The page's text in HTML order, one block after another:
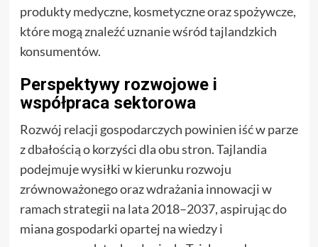
produkty medyczne, kosmetyczne oraz spożywcze,
które mogą znaleźć uznanie wśród tajlandzkich
konsumentów.
Perspektywy rozwojowe i
współpraca sektorowa
Rozwój relacji gospodarczych powinien iść w parze
z dbałością o korzyści dla obu stron. Tajlandia
podejmuje wysiłki w kierunku rozwoju
zrównoważonego oraz wdrażania innowacji w
ramach strategii na lata 2018–2037, aspirując do
miana gospodarki opartej na wiedzy i